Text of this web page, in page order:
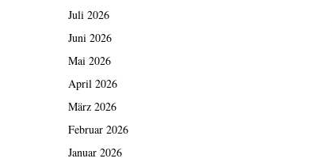
Juli 2026
Juni 2026
Mai 2026
April 2026
März 2026
Februar 2026
Januar 2026